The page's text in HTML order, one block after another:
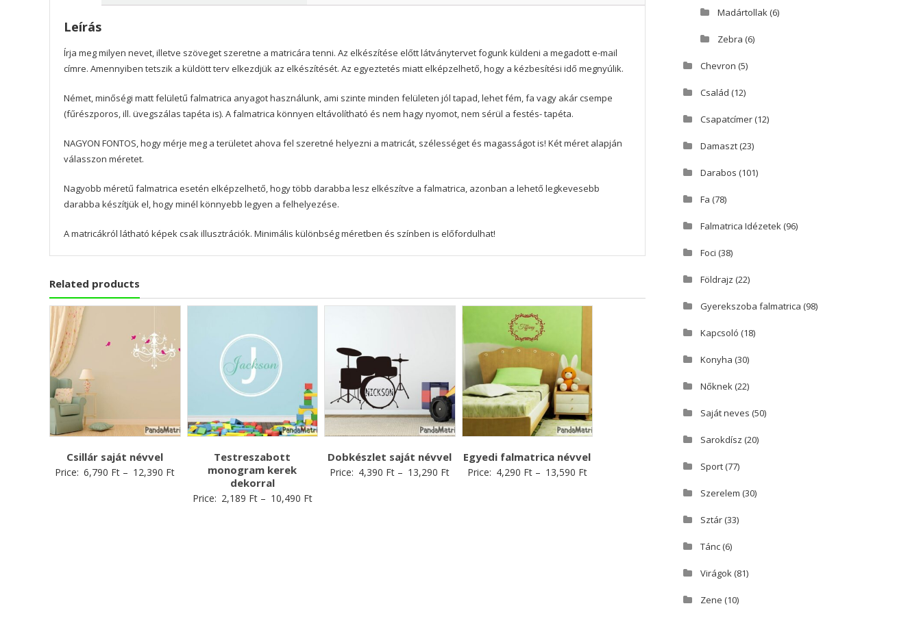
Leírás
Írja meg milyen nevet, illetve szöveget szeretne a matricára tenni. Az elkészítése előtt látványtervet fogunk küldeni a megadott e-mail
címre. Amennyiben tetszik a küldött terv elkezdjük az elkészítését. Az egyeztetés miatt elképzelhető, hogy a kézbesítési idő megnyúlik.
Német, minőségi matt felületű falmatrica anyagot használunk, ami szinte minden felületen jól tapad, lehet fém, fa vagy akár csempe
(fűrészporos, ill. üvegszálas tapéta is). A falmatrica könnyen eltávolítható és nem hagy nyomot, nem sérül a festés- tapéta.
NAGYON FONTOS, hogy mérje meg a területet ahova fel szeretné helyezni a matricát, szélességet és magasságot is! Két méret alapján
válasszon méretet.
Nagyobb méretű falmatrica esetén elképzelhető, hogy több darabba lesz elkészítve a falmatrica, azonban a lehető legkevesebb
darabba készítjük el, hogy minél könnyebb legyen a felhelyezése.
A matricákról látható képek csak illusztrációk. Minimális különbség méretben és színben is előfordulhat!
Related products
Csillár saját névvel
Price: 6,790 Ft – 12,390 Ft
Testreszabott
monogram kerek
dekorral
Price: 2,189 Ft– 10,490 Ft
Dobkészlet saját névvel
Price: 4,390 Ft – 13,290 Ft
Egyedi falmatrica névvel
Price: 4,290 Ft– 13,590 Ft
Madártollak(6)
Zebra (6)
Chevron (5)
Család (12)
Csapatcímer(12)
Damaszt(23)
Darabos (101)
Fa (78)
Falmatrica Idézetek(96)
Foci (38)
Földrajz (22)
Gyerekszoba falmatrica (98)
Kapcsoló (18)
Konyha (30)
Nőknek(22)
Saját neves (50)
Sarokdísz (20)
Sport(77)
Szerelem (30)
Sztár(33)
Tánc(6)
Virágok(81)
Zene (10)